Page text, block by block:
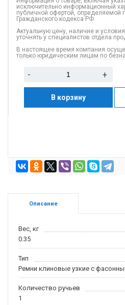
исключительно информационный
публичной офертой, определяемой
Гражданского кодекса РФ.
Актуальную цену, наличие и
уточнять у специалистов отдела
В настоящее время компания
только юридическим лицам по
- +
В корзину
Описание
Вес, кг
0.35
Тип
Ремни клиновые узкие с
Количество ручьев
1